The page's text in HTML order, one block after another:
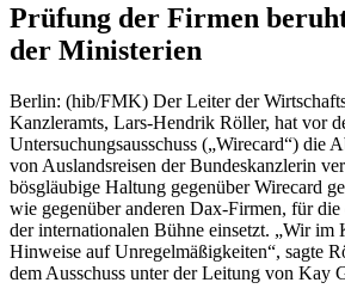
Prüfung der Firmen
der Ministerien
Berlin: (hib/FMK) Der Leiter der
Kanzleramts, Lars-Hendrik Röller, hat vor
Untersuchungsausschuss („Wirecard“) die
von Auslandsreisen der Bundeskanzlerin
bösgläubige Haltung gegenüber Wirecard
wie gegenüber anderen Dax-Firmen, für
der internationalen Bühne einsetzt. „Wir im
Hinweise auf Unregelmäßigkeiten“, sagte
dem Ausschuss unter der Leitung von Kay